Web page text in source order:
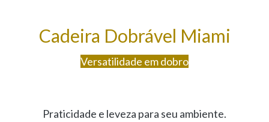
Cadeira Dobrável Miami
Versatilidade em dobro
Praticidade e leveza para seu ambiente.